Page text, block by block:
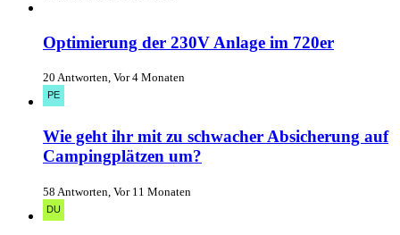
Optimierung der 230V Anlage im 720er
20 Antworten, Vor 4 Monaten
Wie geht ihr mit zu schwacher Absicherung auf
Campingplätzen um?
58 Antworten, Vor 11 Monaten